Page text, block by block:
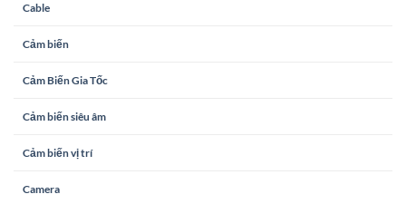
Cable
Cảm biến
Cảm Biến Gia Tốc
Cảm biến siêu âm
Cảm biến vị trí
Camera